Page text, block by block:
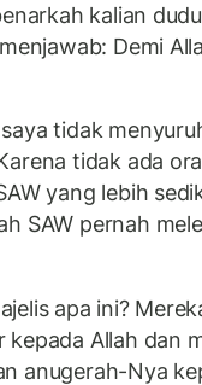
kalian
Demi
tidak
tidak ada
yang lebih
SAW pernah
apa ini?
Allah dan
anugerah-Nya